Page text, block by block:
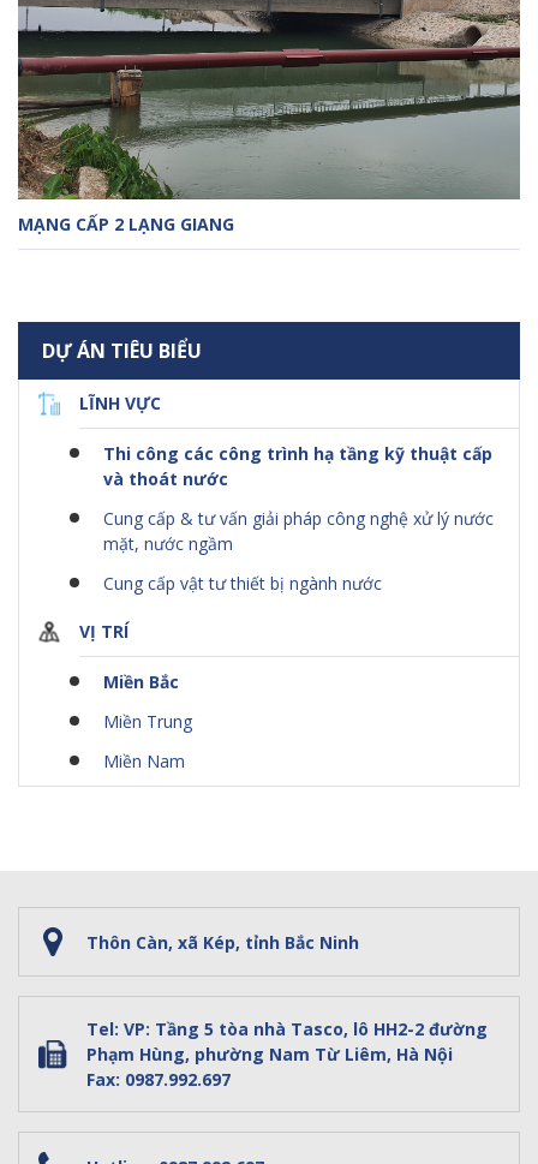
MẠNG CẤP 2 LẠNG GIANG
DỰ ÁN TIÊU BIỂU
LĨNH VỰC
Thi công các công trình hạ tầng kỹ thuật cấp
và thoát nước
Cung cấp & tư vấn giải pháp công nghệ xử lý nước
mặt, nước ngầm
Cung cấp vật tư thiết bị ngành nước
VỊ TRÍ
Miền Bắc
Miền Trung
Miền Nam
Thôn Càn, xã Kép, tỉnh Bắc Ninh
Tel: VP: Tầng 5 tòa nhà Tasco, lô HH2-2 đường
Phạm Hùng, phường Nam Từ Liêm, Hà Nội
Fax: 0987.992.697